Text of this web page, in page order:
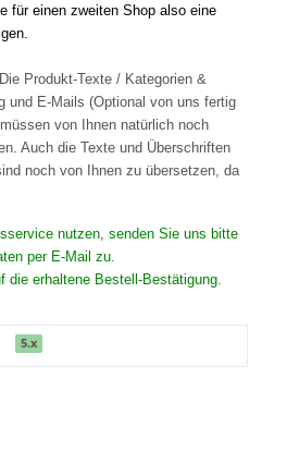
für einen zweiten Shop also eine
Produkt-Texte / Kategorien &
und E-Mails (Optional von uns fertig
von Ihnen natürlich noch
Auch die Texte und Überschriften
noch von Ihnen zu übersetzen, da
nutzen, senden Sie uns bitte
per E-Mail zu.
die erhaltene Bestell-Bestätigung.
5.x